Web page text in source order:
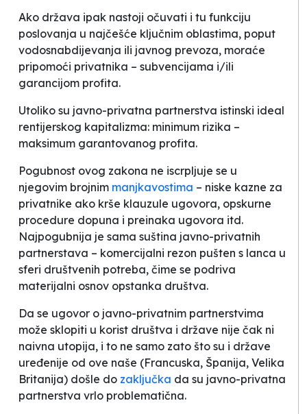
Ako država ipak nastoji očuvati i tu funkciju
poslovanja u najčešće ključnim oblastima, poput
vodosnabdijevanja ili javnog prevoza, moraće
pripomoći privatnika – subvencijama i/ili
garancijom profita.
Utoliko su javno-privatna partnerstva istinski ideal
rentijerskog kapitalizma: minimum rizika –
maksimum garantovanog profita.
Pogubnost ovog zakona ne iscrpljuje se u
njegovim brojnim manjkavostima – niske kazne za
privatnike ako krše klauzule ugovora, opskurne
procedure dopuna i preinaka ugovora itd.
Najpogubnija je sama suština javno-privatnih
partnerstava – komercijalni rezon pušten s lanca u
sferi društvenih potreba, čime se podriva
materijalni osnov opstanka društva.
Da se ugovor o javno-privatnim partnerstvima
može sklopiti u korist društva i države nije čak ni
naivna utopija, i to ne samo zato što su i države
uređenije od ove naše (Francuska, Španija, Velika
Britanija) došle do zaključka da su javno-privatna
partnerstva vrlo problematična.